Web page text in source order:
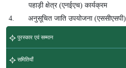
पहाड़ी क्षेत्र (एनईएच) कार्यक्रम
4. अनुसूचित जाति उपयोजना (एससीएसपी)
पुरस्कार एवं सम्मान
समितियाँ